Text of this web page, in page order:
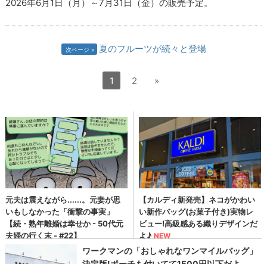
2026年6月1日（月）～7月31日（金）の販売予定。
次ページ 夏のフルーツが続々と登場
1 2 »